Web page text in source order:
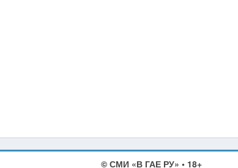
© СМИ «В ГАЕ РУ» • 18+